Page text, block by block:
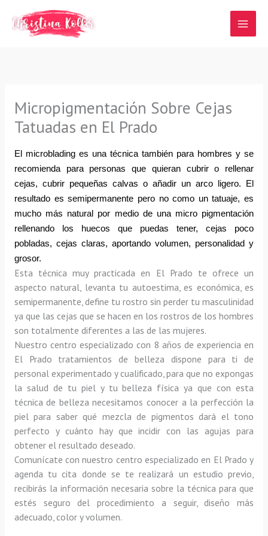
contenido
Micropigmentación Sobre Cejas
Tatuadas en El Prado
El microblading es una técnica también para hombres y se
recomienda para personas que quieran cubrir o rellenar
cejas, cubrir pequeñas calvas o añadir un arco ligero. El
resultado es semipermanente pero no como un tatuaje, es
mucho más natural por medio de una micro pigmentación
rellenando los huecos que puedas tener, cejas poco
pobladas, cejas claras, aportando volumen, personalidad y
grosor.
Esta técnica muy practicada en El Prado te ofrece un
aspecto natural, levanta tu autoestima, es económica, es
semipermanente, define tu rostro sin perder tu masculinidad
ya que las cejas que se hacen en los rostros de los hombres
son totalmente diferentes a las de las mujeres.
Nuestro centro especializado con 8 años de experiencia en
El Prado tratamientos de belleza dispone para ti de
personal experimentado y cualificado, para que no expongas
la salud de tu piel y tu belleza física ya que con esta
técnica de belleza necesitamos conocer a la perfección la
piel para saber qué mezcla de pigmentos dará el tono
perfecto y cuánto hay que incidir con las agujas para
obtener el resultado deseado.
Comunícate con nuestro centro especializado en El Prado y
agenda tu cita donde se te realizará un estudio previo,
recibirás la información necesaria sobre la técnica para que
estés seguro del procedimiento a seguir, diseño más
adecuado, color y volumen.